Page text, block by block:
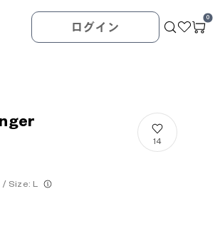
ログイン
0
/ Size: L
14